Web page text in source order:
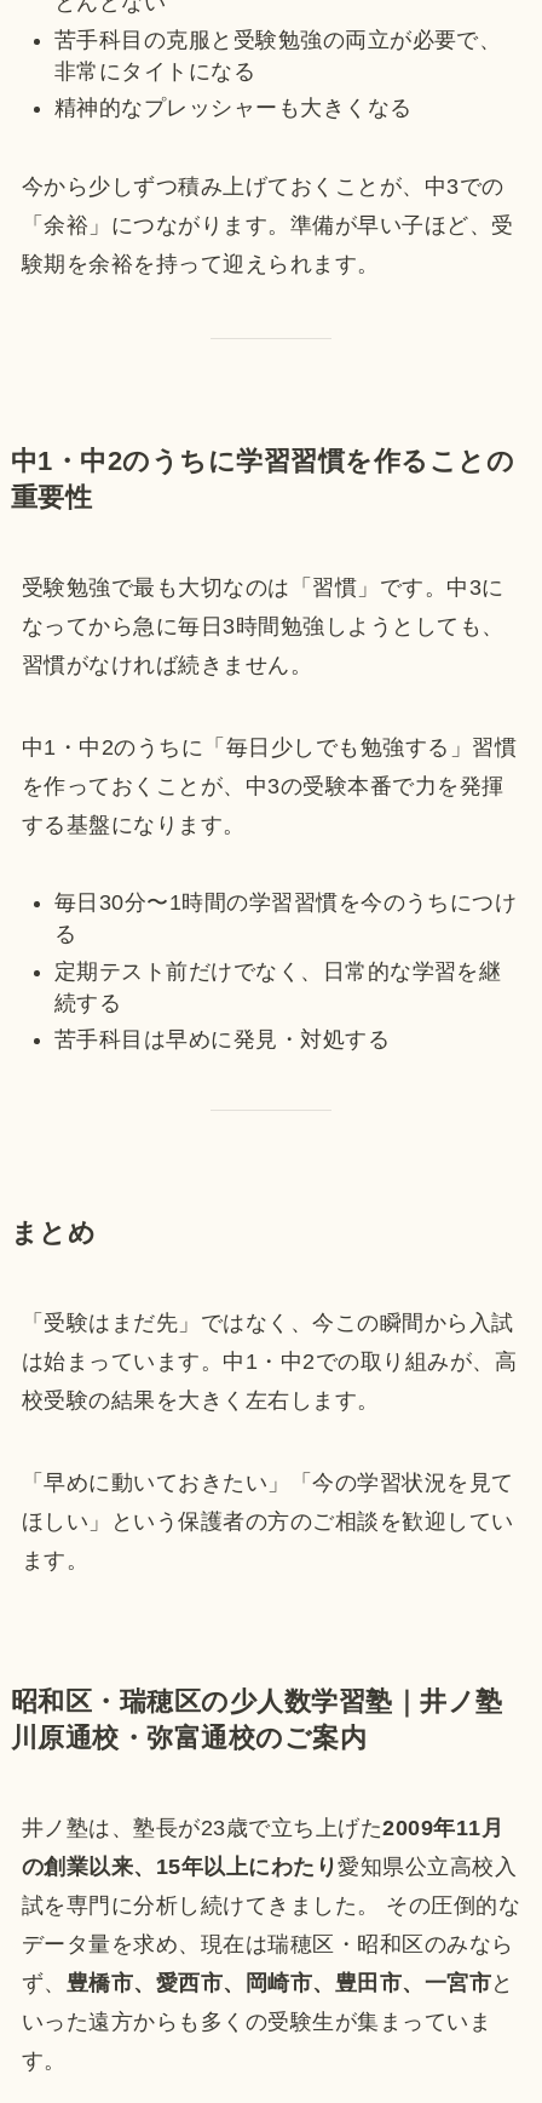
苦手科目の克服と受験勉強の両立が必要で、
非常にタイトになる
精神的なプレッシャーも大きくなる
今から少しずつ積み上げておくことが、中3での
「余裕」につながります。準備が早い子ほど、受
験期を余裕を持って迎えられます。
中1・中2のうちに学習習慣を作ることの
重要性
受験勉強で最も大切なのは「習慣」です。中3に
なってから急に毎日3時間勉強しようとしても、
習慣がなければ続きません。
中1・中2のうちに「毎日少しでも勉強する」習慣
を作っておくことが、中3の受験本番で力を発揮
する基盤になります。
毎日30分〜1時間の学習習慣を今のうちにつけ
る
定期テスト前だけでなく、日常的な学習を継
続する
苦手科目は早めに発見・対処する
まとめ
「受験はまだ先」ではなく、今この瞬間から入試
は始まっています。中1・中2での取り組みが、高
校受験の結果を大きく左右します。
「早めに動いておきたい」「今の学習状況を見て
ほしい」という保護者の方のご相談を歓迎してい
ます。
昭和区・瑞穂区の少人数学習塾｜井ノ塾
川原通校・弥富通校のご案内
井ノ塾は、塾長が23歳で立ち上げた2009年11月
の創業以来、15年以上にわたり愛知県公立高校入
試を専門に分析し続けてきました。 その圧倒的な
データ量を求め、現在は瑞穂区・昭和区のみなら
ず、 豊橋市、愛西市、岡崎市、豊田市、一宮市と
いった遠方からも多くの受験生が集まっていま
す。